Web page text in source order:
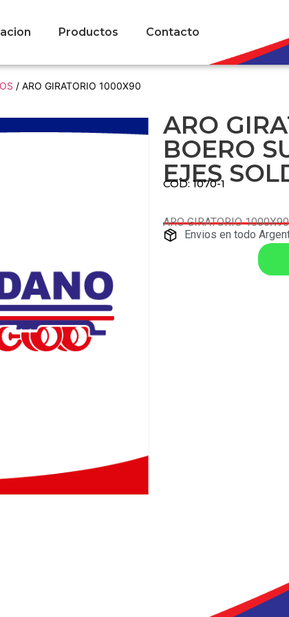
Productos Contacto
/ ARO GIRATORIO 1000X90
ARO
BOERO
EJES
COD: 1070-1
ARO GIRATORIO
Envios en todo